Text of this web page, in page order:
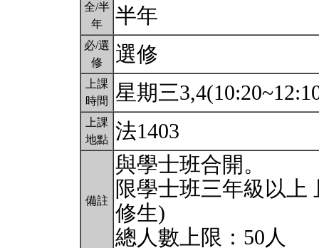
全/半
年
半年
必/選
修
選修
上課
時間
星期三
上課
地點 法1403
備註
與學士班合開。
限學士班三年級以上
修生)
總人數上限：50人